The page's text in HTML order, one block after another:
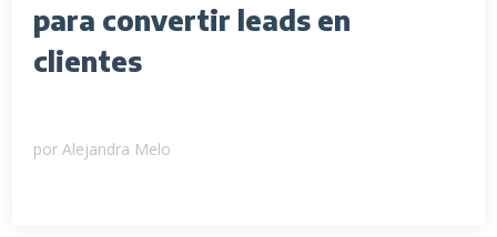
para convertir leads en
clientes
porAlejandra Melo